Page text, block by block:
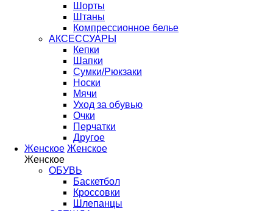
Шорты
Штаны
Компрессионное белье
АКСЕССУАРЫ
Кепки
Шапки
Сумки/Рюкзаки
Носки
Мячи
Уход за обувью
Очки
Перчатки
Другое
Женское Женское
Женское
ОБУВЬ
Баскетбол
Кроссовки
Шлепанцы